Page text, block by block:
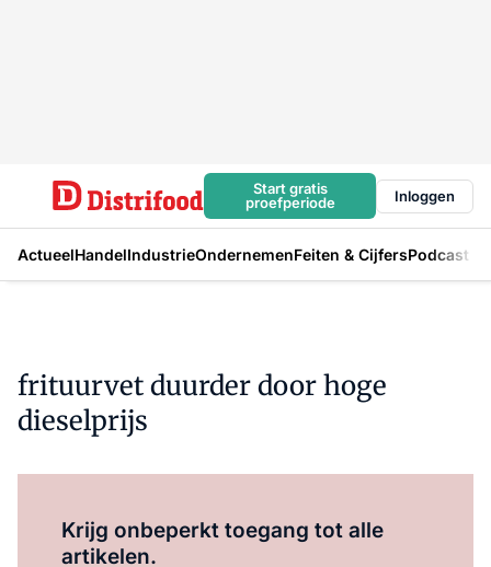
Start gratis
proefperiode
Inloggen
ActueelHandelIndustrieOndernemenFeiten & CijfersPodcast
frituurvet duurder door hoge
dieselprijs
Krijg onbeperkt toegang tot alle
artikelen.